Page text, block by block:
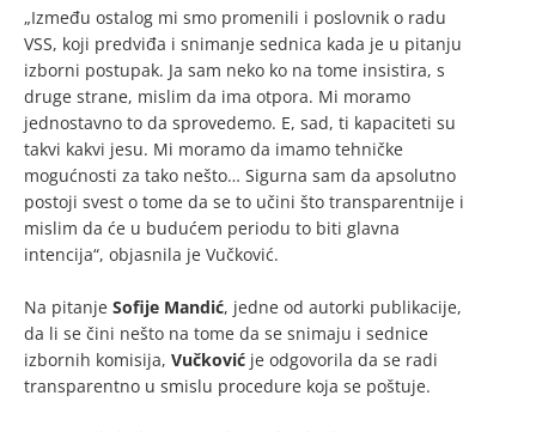
„Između ostalog mi smo promenili i poslovnik o radu
VSS, koji predviđa i snimanje sednica kada je u pitanju
izborni postupak. Ja sam neko ko na tome insistira, s
druge strane, mislim da ima otpora. Mi moramo
jednostavno to da sprovedemo. E, sad, ti kapaciteti su
takvi kakvi jesu. Mi moramo da imamo tehničke
mogućnosti za tako nešto… Sigurna sam da apsolutno
postoji svest o tome da se to učini što transparentnije i
mislim da će u budućem periodu to biti glavna
intencija“, objasnila je Vučković.
Na pitanje Sofije Mandić, jedne od autorki publikacije,
da li se čini nešto na tome da se snimaju i sednice
izbornih komisija, Vučković je odgovorila da se radi
transparentno u smislu procedure koja se poštuje.